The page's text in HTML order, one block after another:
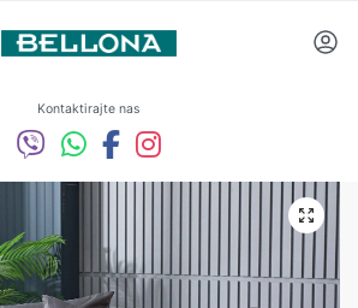
Kontaktirajte nas